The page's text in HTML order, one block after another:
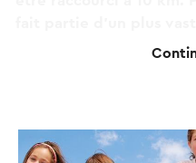
fait partie d'un plus
Limbourg du Sud, il est
facilement après
profiter pour visiter les